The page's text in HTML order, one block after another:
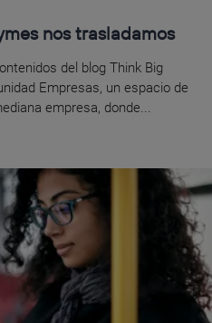
nos trasladamos
del blog Think Big
Empresas, un espacio de
empresa, donde...